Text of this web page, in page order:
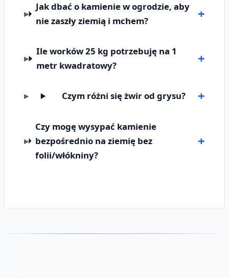
Jak dbać o kamienie w ogrodzie, aby
nie zaszły ziemią i mchem?
Ile worków 25 kg potrzebuję na 1
metr kwadratowy?
Czym różni się żwir od grysu?
Czy mogę wysypać kamienie
bezpośrednio na ziemię bez
folii/włókniny?